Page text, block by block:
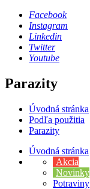
Facebook
Instagram
Linkedin
Twitter
Youtube
Parazity
Úvodná stránka
Podľa použitia
Parazity
Úvodná stránka
Akcia
Novinky
Potraviny